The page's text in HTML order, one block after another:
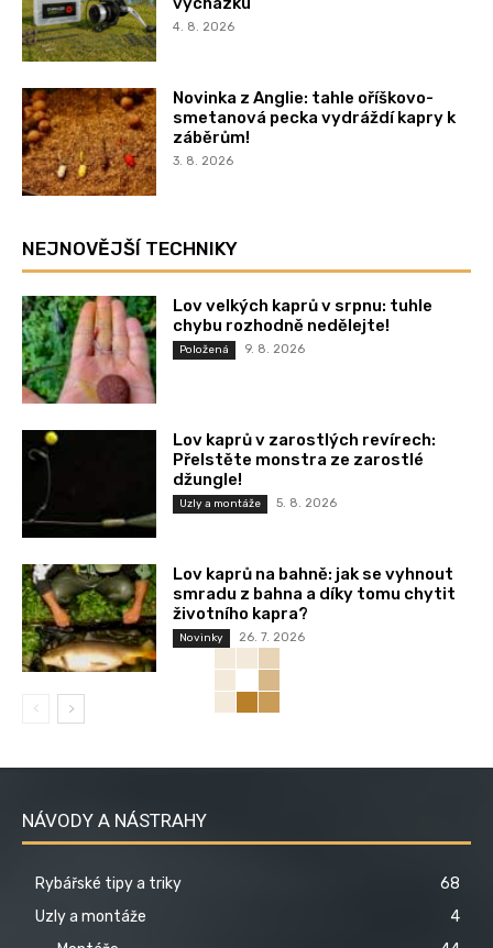
4. 8. 2026
Novinka z Anglie: tahle oříškovo-
smetanová pecka vydráždí kapry k
záběrům!
3. 8. 2026
NEJNOVĚJŠÍ TECHNIKY
Lov velkých kaprů v srpnu: tuhle
chybu rozhodně nedělejte!
Položená 9. 8. 2026
Lov kaprů v zarostlých revírech:
Přelstěte monstra ze zarostlé
džungle!
Uzly a montáže 5. 8. 2026
Lov kaprů na bahně: jak se vyhnout
smradu z bahna a díky tomu chytit
životního kapra?
Novinky 26. 7. 2026
NÁVODY A NÁSTRAHY
Rybářské tipy a triky
68
Uzly a montáže
4